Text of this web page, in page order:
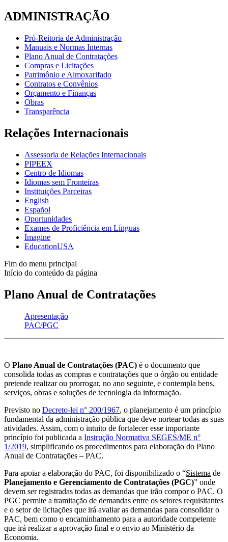
ADMINISTRAÇÃO
Pró-Reitoria de Administração
Manuais e Normas Internas
Plano Anual de Contratações
Compras e Licitações
Patrimônio e Almoxarifado
Contratos e Convênios
Orçamento e Finanças
Obras
Transparência
Relações Internacionais
Assessoria de Relações Internacionais
PIPEEX
Centro de Idiomas
Idiomas sem Fronteiras
Instituições Parceiras
English
Español
Oportunidades
Exames de Proficiência em Línguas
Imagine
EducationUSA
Fim do menu principal
Início do conteúdo da página
Plano Anual de Contratações
Apresentação
PAC/PGC
O Plano Anual de Contratações (PAC) é o documento que
consolida todas as compras e contratações que o órgão ou entidade
pretende realizar ou prorrogar, no ano seguinte, e contempla bens,
serviços, obras e soluções de tecnologia da informação.
Previsto no Decreto-lei n° 200/1967, o planejamento é um princípio
fundamental da administração pública que deve nortear todas as suas
atividades. Assim, com o intuito de fortalecer esse importante
princípio foi publicada a Instrução Normativa SEGES/ME n°
1/2019, simplificando os procedimentos para elaboração do Plano
Anual de Contratações – PAC.
Para apoiar a elaboração do PAC, foi disponibilizado o “Sistema de
Planejamento e Gerenciamento de Contratações (PGC)” onde
devem ser registradas todas as demandas que irão compor o PAC. O
PGC permite a tramitação de demandas entre os setores requisitantes
e o setor de licitações que irá avaliar as demandas para consolidar o
PAC, bem como o encaminhamento para a autoridade competente
que irá realizar a aprovação final e o envio ao Ministério da
Economia.